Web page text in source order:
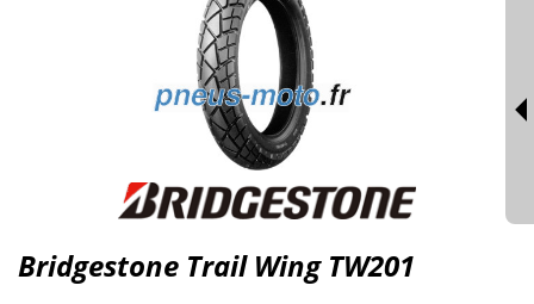
Bridgestone Trail Wing TW201